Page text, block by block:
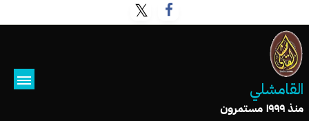
القامشلي
منذ ١٩٩٩ مستمرون